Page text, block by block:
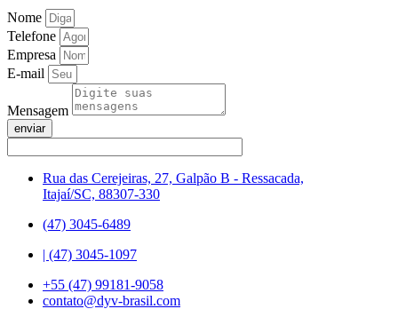
Nome
Telefone
Empresa
E-mail
Mensagem
enviar
Rua das Cerejeiras, 27, Galpão B - Ressacada,
Itajaí/SC, 88307-330
(47) 3045-6489
| (47) 3045-1097
+55 (47) 99181-9058
contato@dyv-brasil.com